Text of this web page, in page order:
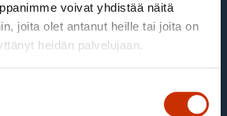
voivat yhdistää näitä
joita olet antanut heille tai joita on
heidän palvelujaan.